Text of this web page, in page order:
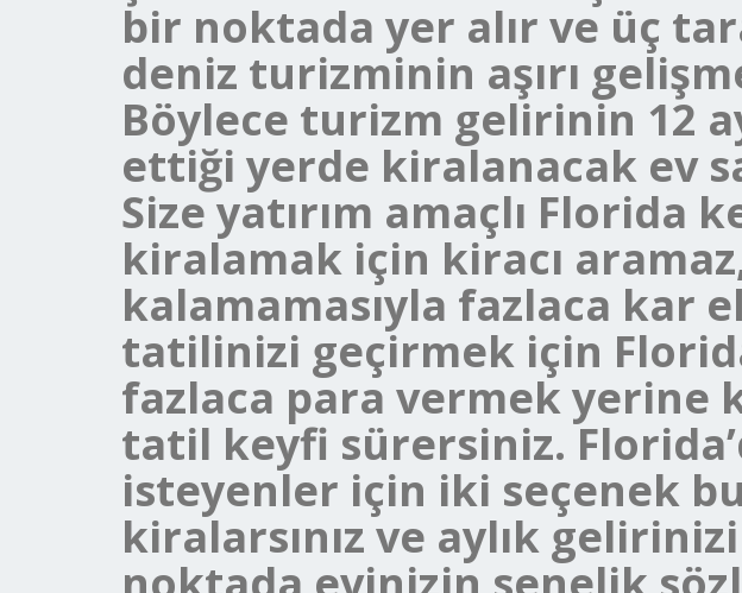
bir noktada yer alır ve üç
deniz turizminin aşırı
Böylece turizm gelirinin 12
ettiği yerde kiralanacak ev
Size yatırım amaçlı Florida
kiralamak için kiracı
kalamamasıyla fazlaca kar
tatilinizi geçirmek için
fazlaca para vermek yerine
tatil keyfi sürersiniz.
isteyenler için iki seçenek
kiralarsınız ve aylık